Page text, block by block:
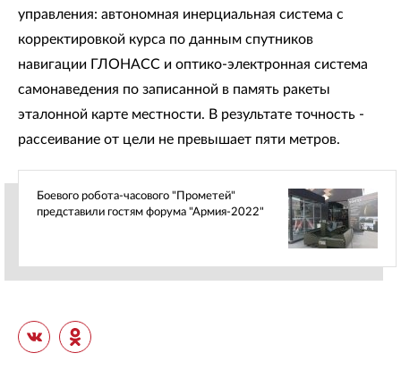
управления: автономная инерциальная система с
корректировкой курса по данным спутников
навигации ГЛОНАСС и оптико-электронная система
самонаведения по записанной в память ракеты
эталонной карте местности. В результате точность -
рассеивание от цели не превышает пяти метров.
Боевого робота-часового "Прометей"
представили гостям форума "Армия-2022"